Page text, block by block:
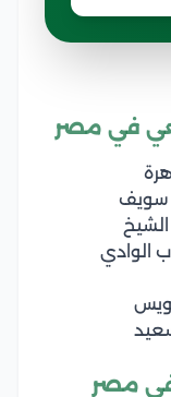
في مصر
سويف
الوادي
مصر